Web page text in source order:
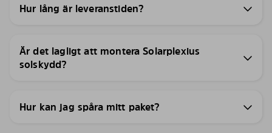
Hur lång är leveranstiden?
Är det lagligt att montera Solarplexius
solskydd?
Hur kan jag spåra mitt paket?